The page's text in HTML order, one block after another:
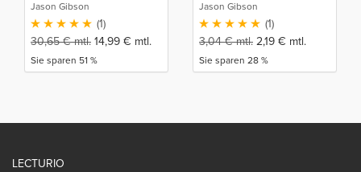
Jason Gibson
(1)
30,65€mtl. 14,99 € mtl.
Sie sparen 51 %
Jason Gibson
(1)
3,04€mtl. 2,19 € mtl.
Sie sparen 28 %
LECTURIO